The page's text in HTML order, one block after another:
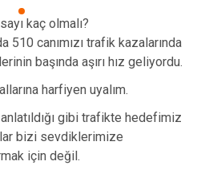
kaç olmalı?
510 canımızı trafik kazalarında
başında aşırı hız geliyordu.
harfiyen uyalım.
gibi trafikte hedefimiz
bizi sevdiklerimize
için değil.